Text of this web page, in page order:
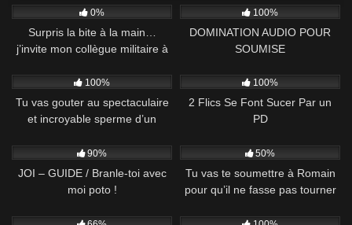
0%
Surpris la bite à la main…
j’invite mon collègue militaire à
en couille !
100%
DOMINATION AUDIO POUR
SOUMISE
100%
Tu vas gouter au spectaculaire
et incroyable sperme d’un
100%
2 Flics Se Font Sucer Par un
PD
90%
JOI – GUIDE / Branle-toi avec
moi poto !
50%
Tu vas te soumettre à Romain
pour qu’il ne fasse pas tourner